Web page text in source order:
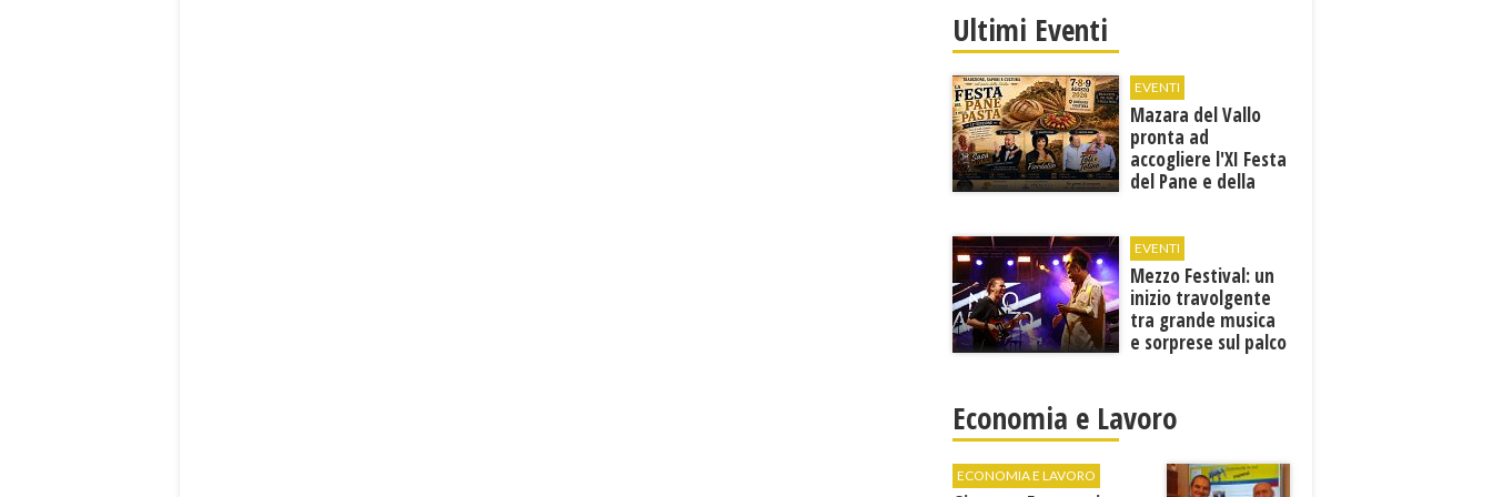
Ultimi Eventi
EVENTI
Mazara del Vallo
pronta ad
accogliere l'XI Festa
del Pane e della
EVENTI
Mezzo Festival: un
inizio travolgente
tra grande musica
e sorprese sul palco
Economia e Lavoro
ECONOMIA E LAVORO